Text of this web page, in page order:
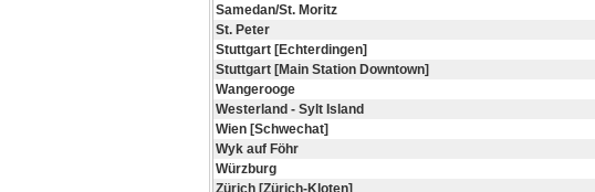
Samedan/St. Moritz
St. Peter
Stuttgart [Echterdingen]
Stuttgart [Main Station Downtown]
Wangerooge
Westerland - Sylt Island
Wien [Schwechat]
Wyk auf Föhr
Würzburg
Zürich [Zürich-Kloten]